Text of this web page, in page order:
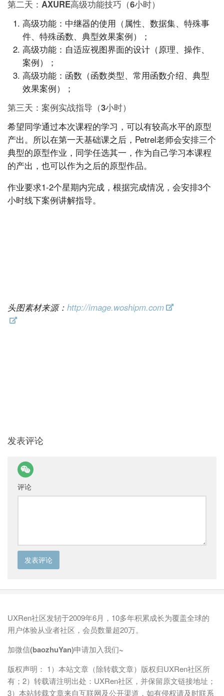
第二天：AXURE高级功能技巧（6小时）
高级功能：中继器的使用（属性、数据集、特殊事
件、特殊函数、典型效果案例）；
高级功能：自适应视图界面的设计（原理、操作、
案例）；
高级功能：函数（函数类型、常用函数介绍、典型
效果案例）；
第三天：案例实战指导（3小时）
希望同学通过本次课程的学习，可以有较高水平的原型
产出。所以在第一天基础课之后，Petrel老师会安排三个
典型的原型作业，同学任选其一，作为自己学习本课程
的产出，也可以作为之后的原型作品。
作业要求1-2个星期内完成，根据完成情况，会安排3个
小时线下案例讲解指导。
头图素材来源： http://image.woshipm.com
发表评论
评论
UXRen社区发轫于2009年6月，10多年积累成长为覆盖全球的
用户体验从业者社区，会员数量超20万。
加微信(baozhuYan)申请加入我们~
版权声明： 1）本站文章（除转载文章）版权归UXRen社区所
有；2）转载请注明出处：UXRen社区，并保留原文链接地址；
3）本站转载文章来自互联网及公开渠道，如有侵权请及时联系